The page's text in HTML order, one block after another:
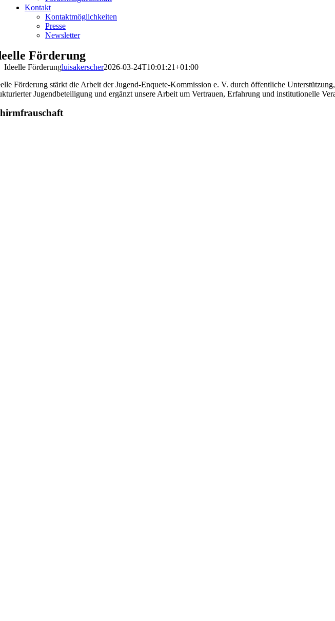
Kontakt
Kontaktmöglichkeiten
Presse
Newsletter
Förderung
Ideelle Förderungluisakerscher2026-03-24T10:01:21+01:00
Förderung stärkt die Arbeit der Jugend-Enquete-Kommission e. V. durch öffentliche
Jugendbeteiligung und ergänzt unsere Arbeit um Vertrauen, Erfahrung und institutionelle